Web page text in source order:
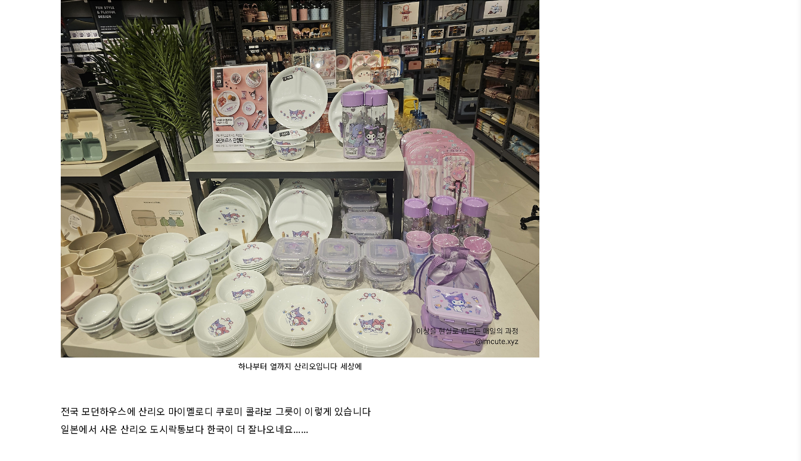
하나부터 열까지 산리오입니다 세상에
전국 모던하우스에 산리오 마이멜로디 쿠로미 콜라보 그릇이 이렇게 있습니다
일본에서 사온 산리오 도시락통보다 한국이 더 잘나오네요......